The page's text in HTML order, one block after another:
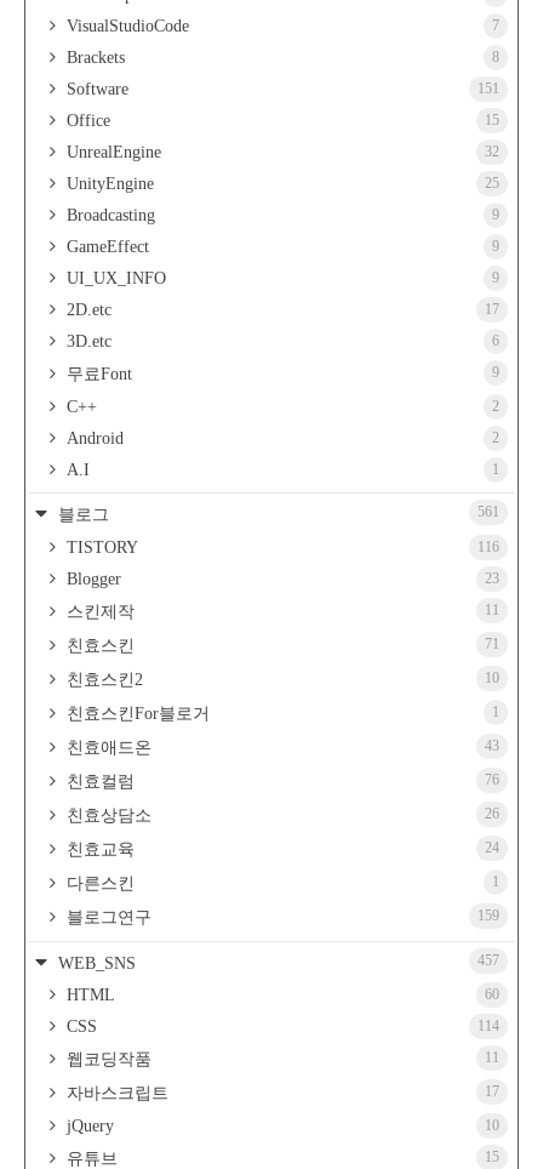
VisualStudioCode 7
Brackets 8
Software 151
Office 15
UnrealEngine 32
UnityEngine 25
Broadcasting 9
GameEffect 9
UI_UX_INFO 9
2D.etc 17
3D.etc 6
무료Font 9
C++ 2
Android 2
A.I 1
블로그 561
TISTORY 116
Blogger 23
스킨제작 11
친효스킨 71
친효스킨2 10
친효스킨For블로거 1
친효애드온 43
친효컬럼 76
친효상담소 26
친효교육 24
다른스킨 1
블로그연구 159
WEB_SNS 457
HTML 60
CSS 114
웹코딩작품 11
자바스크립트 17
jQuery 10
유튜브 15